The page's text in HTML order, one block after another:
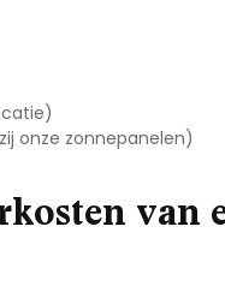
onze zonnepanelen)
van